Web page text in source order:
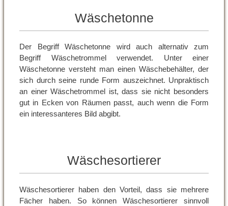
Wäschetonne
Der Begriff Wäschetonne wird auch alternativ zum
Begriff Wäschetrommel verwendet. Unter einer
Wäschetonne versteht man einen Wäschebehälter, der
sich durch seine runde Form auszeichnet. Unpraktisch
an einer Wäschetrommel ist, dass sie nicht besonders
gut in Ecken von Räumen passt, auch wenn die Form
ein interessanteres Bild abgibt.
Wäschesortierer
Wäschesortierer haben den Vorteil, dass sie mehrere
Fächer haben. So können Wäschesortierer sinnvoll